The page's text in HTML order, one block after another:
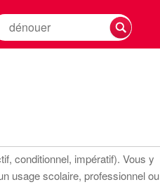
conditionnel, impératif). Vous y
usage scolaire, professionnel ou